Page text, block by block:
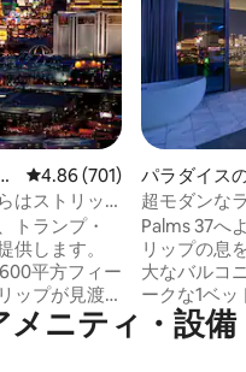
価レビュー701件、5つ星中
4.86 (701)
はストリッ
トランプ・
供します。
平方フィー
ップが見渡
、すべての
ングが含ま
パラダイス
超モダンな
リップの眺
Palms 37へ
リップの息
大なバルコ
ークな1ベッ
ガスをスタ
う。このア
ニ⁠テ⁠ィ⁠・⁠設⁠備